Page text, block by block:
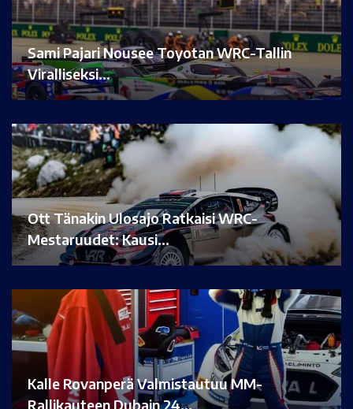
Sami Pajari Nousee Toyotan WRC-Tallin
Viralliseksi…
Ott Tänakin Ulosajo Ratkaisi WRC-
Mestaruudet: Kausi…
Kalle Rovanperä Valmistautuu MM-
Rallikauteen Dubain 24…